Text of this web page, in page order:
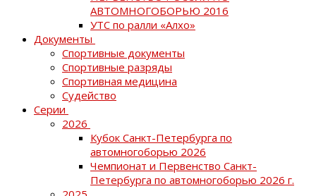
АВТОМНОГОБОРЬЮ 2016
УТС по ралли «Алхо»
Документы
Спортивные документы
Спортивные разряды
Спортивная медицина
Судейство
Серии
2026
Кубок Санкт-Петербурга по
автомногоборью 2026
Чемпионат и Первенство Санкт-
Петербурга по автомногоборью 2026 г.